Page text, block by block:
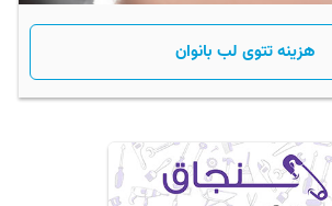
هزینه تتوی لب بانوان